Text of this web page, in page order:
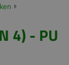
4) - PU